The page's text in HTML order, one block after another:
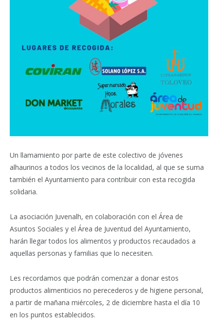
Un llamamiento por parte de este colectivo de jóvenes
alhaurinos a todos los vecinos de la localidad, al que se suma
también el Ayuntamiento para contribuir con esta recogida
solidaria.
La asociación Juvenalh, en colaboración con el Área de
Asuntos Sociales y el Área de Juventud del Ayuntamiento,
harán llegar todos los alimentos y productos recaudados a
aquellas personas y familias que lo necesiten.
Les recordamos que podrán comenzar a donar estos
productos alimenticios no perecederos y de higiene personal,
a partir de mañana miércoles, 2 de diciembre hasta el día 10
en los puntos establecidos.